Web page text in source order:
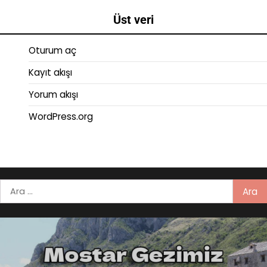
Üst veri
Oturum aç
Kayıt akışı
Yorum akışı
WordPress.org
Arama: